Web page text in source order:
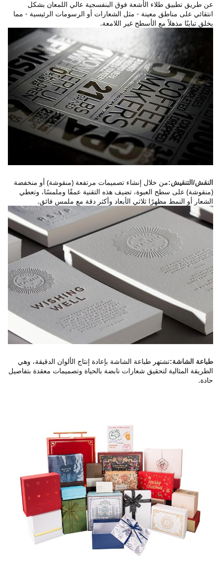
يخلق تباينًا مذهلاً مع الأسطح غير اللامعة.
النقش/التنقيش:
الشعار أو النمط مظهرًا ثلاثي الأبعاد وأكثر دقة مع ملمس فائق.
طباعة الشاشة:
حادة.